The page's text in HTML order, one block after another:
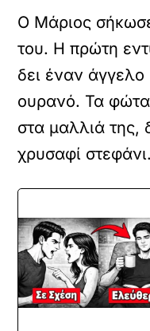
Ο Μάριος
του. Η πρώτη
δει έναν
ουρανό. Τα φώτα
στα μαλλιά της,
χρυσαφί στεφάνι.